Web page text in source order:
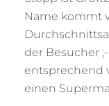
Name kommt
der Besucher
entsprechend
einen